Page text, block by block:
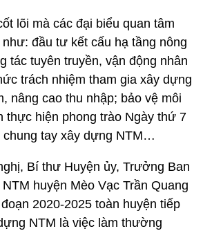
lõi mà các đại biểu quan tâm
đầu tư kết cấu hạ tầng nông
tác tuyên truyền, vận động nhân
trách nhiệm tham gia xây dựng
nâng cao thu nhập; bảo vệ môi
thực hiện phong trào Ngày thứ 7
chung tay xây dựng NTM…
Bí thư Huyện ủy, Trưởng Ban
huyện Mèo Vạc Trần Quang
2020-2025 toàn huyện tiếp
NTM là việc làm thường